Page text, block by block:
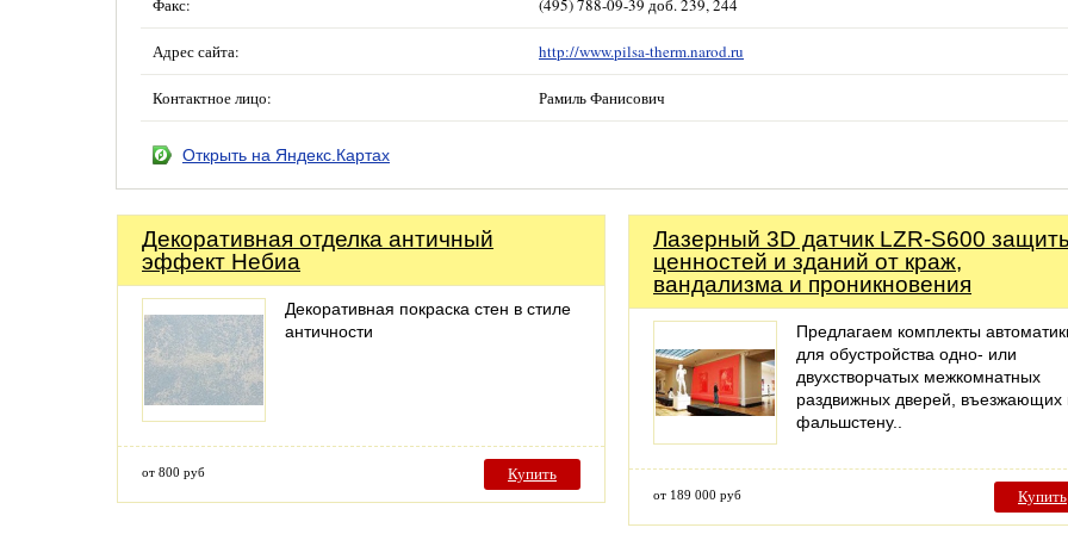
Факс: (495) 788-09-39 доб. 239, 244
Адрес сайта: http://www.pilsa-therm.narod.ru
Контактное лицо: Рамиль Фанисович
Открыть на Яндекс.Картах
Декоративная отделка античный
эффект Небиа
Декоративная покраска стен в стиле
античности
от 800 руб Купить
Лазерный 3D датчик LZR-S600
ценностей и зданий от краж,
вандализма и проникновения
Предлагаем комплекты
для обустройства одно- или
двухстворчатых межкомнатных
раздвижных дверей, въезжающих
фальшстену..
от 189 000 руб Купить